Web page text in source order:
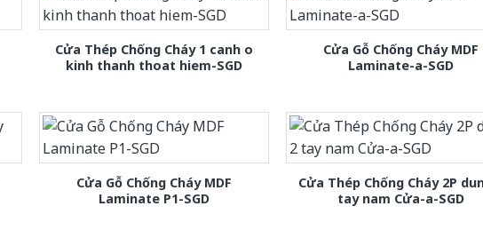
Cửa Thép Chống Cháy 1 canh o
kinh thanh thoat hiem-SGD
Cửa Gỗ Chống Cháy MDF
Laminate-a-SGD
Cửa Gỗ Chống Cháy MDF
Laminate P1-SGD
Cửa Thép Chống Cháy 2P
tay nam Cửa-a-SGD